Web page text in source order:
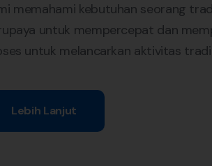
memahami kebutuhan seorang
untuk mempercepat dan
untuk melancarkan aktivitas
Lebih Lanjut